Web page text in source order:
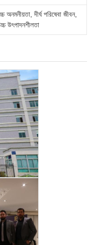
অনমনীয়তা, দীর্ঘ পরিষেবা জীবন,
উৎপাদনশীলতা